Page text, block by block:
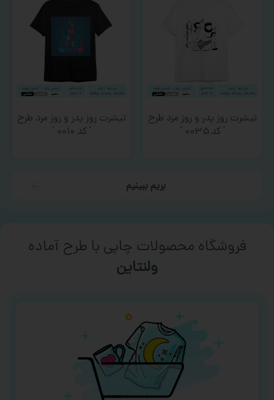
تیشرت روز پدر و روز مرد طرح
‘ کد ۰۰۳۵ ‘
تیشرت روز پدر و روز مرد طرح
‘ کد ۰۰۱۰ ‘
بریم ببینیم
فروشگاه محصولات چاپی با طرح آماده
ورزشی